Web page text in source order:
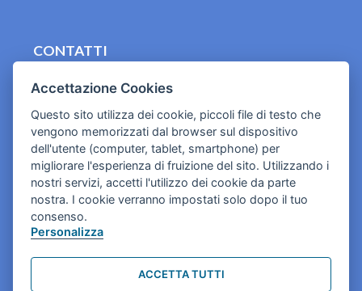
CONTATTI
Cookies e informativa privacy
Accettazione Cookies
Questo sito utilizza dei cookie, piccoli file di testo che
vengono memorizzati dal browser sul dispositivo
dell'utente (computer, tablet, smartphone) per
migliorare l'esperienza di fruizione del sito. Utilizzando i
nostri servizi, accetti l'utilizzo dei cookie da parte
nostra. I cookie verranno impostati solo dopo il tuo
consenso.
Personalizza
ACCETTA TUTTI